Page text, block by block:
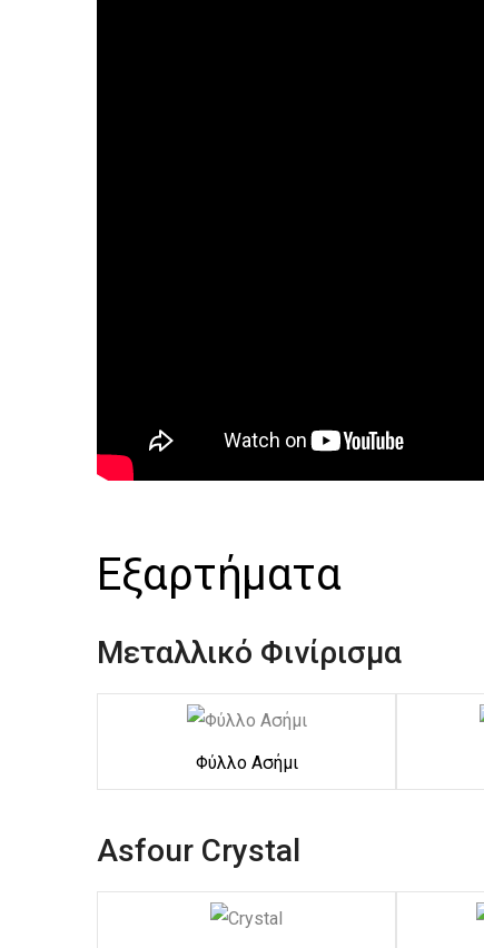
Εξαρτήματα
Μεταλλικό Φινίρισμα
Φύλλο Ασήμι
Asfour Crystal